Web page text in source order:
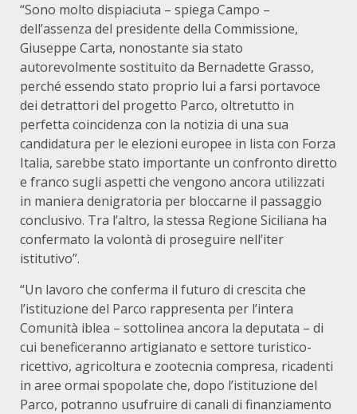
“Sono molto dispiaciuta – spiega Campo –
dell’assenza del presidente della Commissione,
Giuseppe Carta, nonostante sia stato
autorevolmente sostituito da Bernadette Grasso,
perché essendo stato proprio lui a farsi portavoce
dei detrattori del progetto Parco, oltretutto in
perfetta coincidenza con la notizia di una sua
candidatura per le elezioni europee in lista con Forza
Italia, sarebbe stato importante un confronto diretto
e franco sugli aspetti che vengono ancora utilizzati
in maniera denigratoria per bloccarne il passaggio
conclusivo. Tra l’altro, la stessa Regione Siciliana ha
confermato la volontà di proseguire nell’iter
istitutivo”.
“Un lavoro che conferma il futuro di crescita che
l’istituzione del Parco rappresenta per l’intera
Comunità iblea – sottolinea ancora la deputata – di
cui beneficeranno artigianato e settore turistico-
ricettivo, agricoltura e zootecnia compresa, ricadenti
in aree ormai spopolate che, dopo l’istituzione del
Parco, potranno usufruire di canali di finanziamento